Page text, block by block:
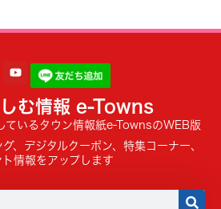
む情報 e-Towns
ているタウン情報紙e-TownsのWEB版
、デジタルクーポン、特集コーナー、
ト情報をアップします